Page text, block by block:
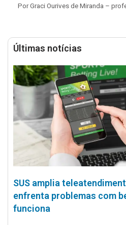
Por Graci Ourives de Miranda –
Últimas notícias
SUS amplia
enfrenta problemas com
funciona